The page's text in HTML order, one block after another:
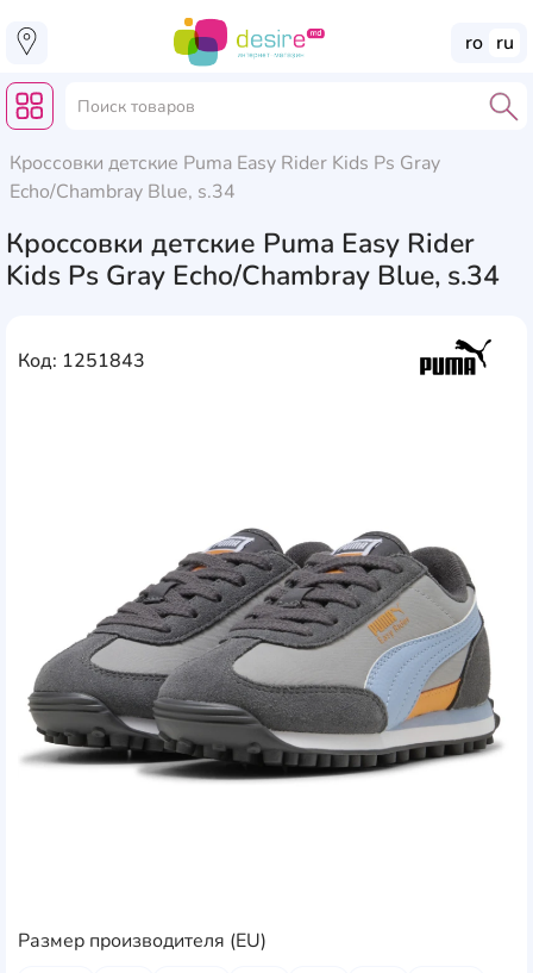
ro ru
Кроссовки детские Puma Easy Rider Kids Ps Gray
Echo/Chambray Blue, s.34
Кроссовки детские Puma Easy Rider
Kids Ps Gray Echo/Chambray Blue, s.34
Код: 1251843
Размер производителя (EU)